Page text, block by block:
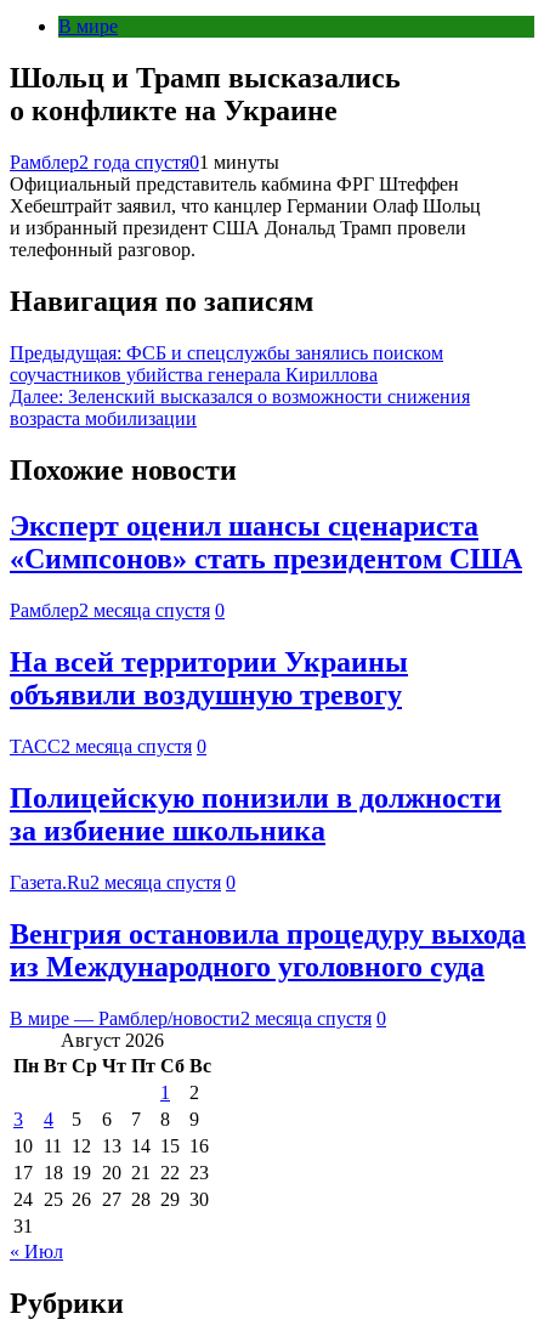
В мире
Шольц и Трамп высказались
о конфликте на Украине
Рамблер2 года спустя01 минуты
Официальный представитель кабмина ФРГ Штеффен
Хебештрайт заявил, что канцлер Германии Олаф Шольц
и избранный президент США Дональд Трамп провели
телефонный разговор.
Навигация по записям
Предыдущая: ФСБ и спецслужбы занялись поиском
соучастников убийства генерала Кириллова
Далее: Зеленский высказался о возможности снижения
возраста мобилизации
Похожие новости
Эксперт оценил шансы сценариста
«Симпсонов» стать президентом США
Рамблер2 месяца спустя 0
На всей территории Украины
объявили воздушную тревогу
ТАСС2 месяца спустя 0
Полицейскую понизили в должности
за избиение школьника
Газета.Ru2 месяца спустя 0
Венгрия остановила процедуру выхода
из Международного уголовного суда
В мире — Рамблер/новости2 месяца спустя 0
Август 2026
Пн Вт Ср Чт Пт Сб Вс
1
2
3
4 5 6 7 8
9
10 11 12 13 14 15 16
17 18 19 20 21 22 23
24 25 26 27 28 29 30
31
« Июл
Рубрики